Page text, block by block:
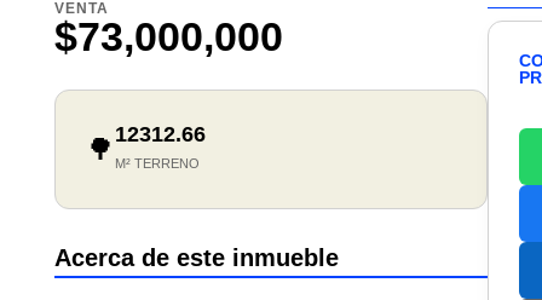
VENTA
$73,000,000
🌳 12312.66
M² TERRENO
Acerca de este inmueble